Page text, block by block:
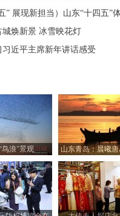
城焕新景 冰雪映花灯
近平主席新年讲话感受
浪”景观
山东青岛：晨曦
霞变幻 宛